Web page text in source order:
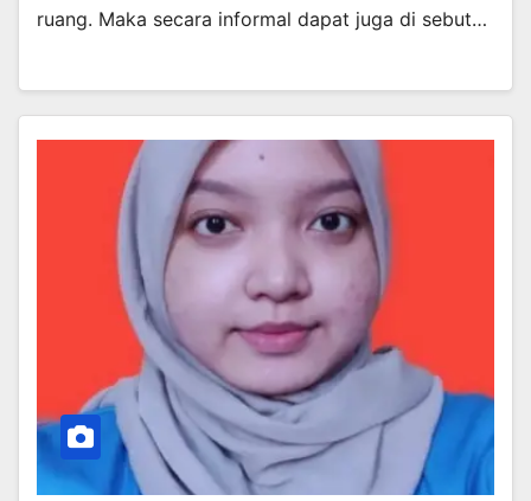
ruang. Maka secara informal dapat juga di sebut…